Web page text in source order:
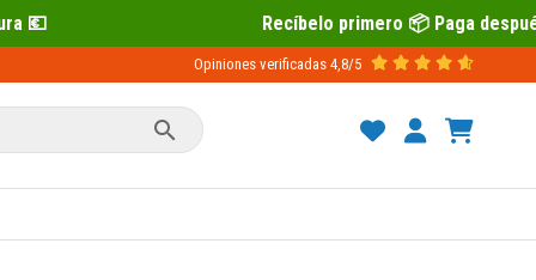
Recíbelo primero 📦 Paga después con Sequra 💶
Opiniones verificadas 4,8/5
